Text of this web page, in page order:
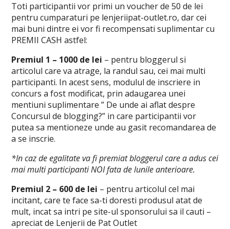
Toti participantii vor primi un voucher de 50 de lei
pentru cumparaturi pe lenjeriipat-outlet.ro, dar cei
mai buni dintre ei vor fi recompensati suplimentar cu
PREMII CASH astfel:
Premiul 1 – 1000 de lei – pentru bloggerul si
articolul care va atrage, la randul sau, cei mai multi
participanti. In acest sens, modulul de inscriere in
concurs a fost modificat, prin adaugarea unei
mentiuni suplimentare ” De unde ai aflat despre
Concursul de blogging?” in care participantii vor
putea sa mentioneze unde au gasit recomandarea de
a se inscrie.
*In caz de egalitate va fi premiat bloggerul care a adus cei
mai multi participanti NOI fata de lunile anterioare.
Premiul 2 – 600 de lei – pentru articolul cel mai
incitant, care te face sa-ti doresti produsul atat de
mult, incat sa intri pe site-ul sponsorului sa il cauti –
apreciat de Lenjerii de Pat Outlet